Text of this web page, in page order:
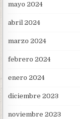
mayo 2024
abril 2024
marzo 2024
febrero 2024
enero 2024
diciembre 2023
noviembre 2023